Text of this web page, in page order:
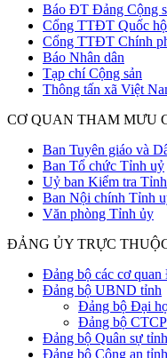
Báo ĐT Đảng Cộng
Cổng TTĐT Quốc
Cổng TTĐT Chính
Báo Nhân dân
Tạp chí Cộng sản
Thông tấn xã Việt
CƠ QUAN THAM MƯU
Ban Tuyên giáo và
Ban Tổ chức Tỉnh uỷ
Uỷ ban Kiểm tra
Ban Nội chính Tỉnh
Văn phòng Tỉnh ủy
ĐẢNG ỦY TRỰC
Đảng bộ các cơ quan
Đảng bộ UBND tỉnh
Đảng bộ Đại
Đảng bộ
Đảng bộ Quân sự tỉnh
Đảng bộ Công an tỉnh